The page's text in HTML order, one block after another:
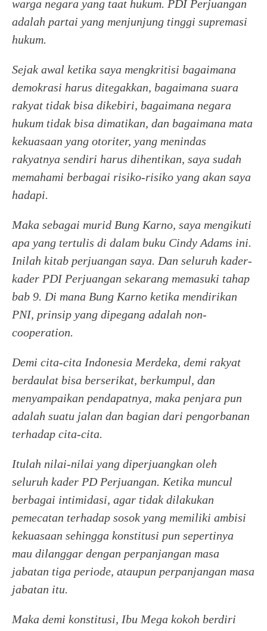
warga negara yang taat hukum. PDI Perjuangan
adalah partai yang menjunjung tinggi supremasi
hukum.
Sejak awal ketika saya mengkritisi bagaimana
demokrasi harus ditegakkan, bagaimana suara
rakyat tidak bisa dikebiri, bagaimana negara
hukum tidak bisa dimatikan, dan bagaimana mata
kekuasaan yang otoriter, yang menindas
rakyatnya sendiri harus dihentikan, saya sudah
memahami berbagai risiko-risiko yang akan saya
hadapi.
Maka sebagai murid Bung Karno, saya mengikuti
apa yang tertulis di dalam buku Cindy Adams ini.
Inilah kitab perjuangan saya. Dan seluruh kader-
kader PDI Perjuangan sekarang memasuki tahap
bab 9. Di mana Bung Karno ketika mendirikan
PNI, prinsip yang dipegang adalah non-
cooperation.
Demi cita-cita Indonesia Merdeka, demi rakyat
berdaulat bisa berserikat, berkumpul, dan
menyampaikan pendapatnya, maka penjara pun
adalah suatu jalan dan bagian dari pengorbanan
terhadap cita-cita.
Itulah nilai-nilai yang diperjuangkan oleh
seluruh kader PD Perjuangan. Ketika muncul
berbagai intimidasi, agar tidak dilakukan
pemecatan terhadap sosok yang memiliki ambisi
kekuasaan sehingga konstitusi pun sepertinya
mau dilanggar dengan perpanjangan masa
jabatan tiga periode, ataupun perpanjangan masa
jabatan itu.
Maka demi konstitusi, Ibu Mega kokoh berdiri